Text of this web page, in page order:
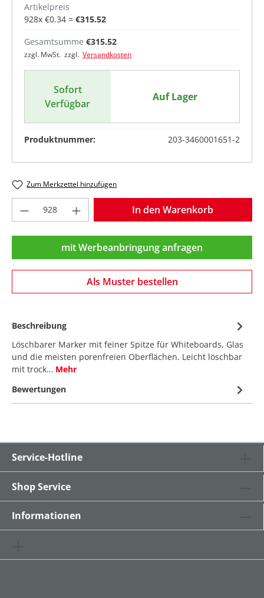
Artikelpreis
928x €0.34 = €315.52
Gesamtsumme €315.52
zzgl. MwSt. zzgl. Versandkosten
Sofort
Verfügbar
Auf Lager
Produktnummer: 203-3460001651-2
Zum Merkzettel hinzufügen
Produkt Anzahl: Gib den gewünschten
In den Warenkorb
mit Werbeanbringung anfragen
Als Muster bestellen
Beschreibung
Löschbarer Marker mit feiner Spitze für Whiteboards, Glas
und die meisten porenfreien Oberflächen. Leicht löschbar
mit trock… Mehr
Bewertungen
Service-Hotline
Shop Service
Informationen